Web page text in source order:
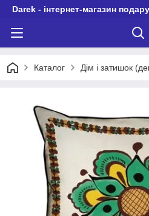
Darek - інтернет-магазин
Каталог Дім і затишок